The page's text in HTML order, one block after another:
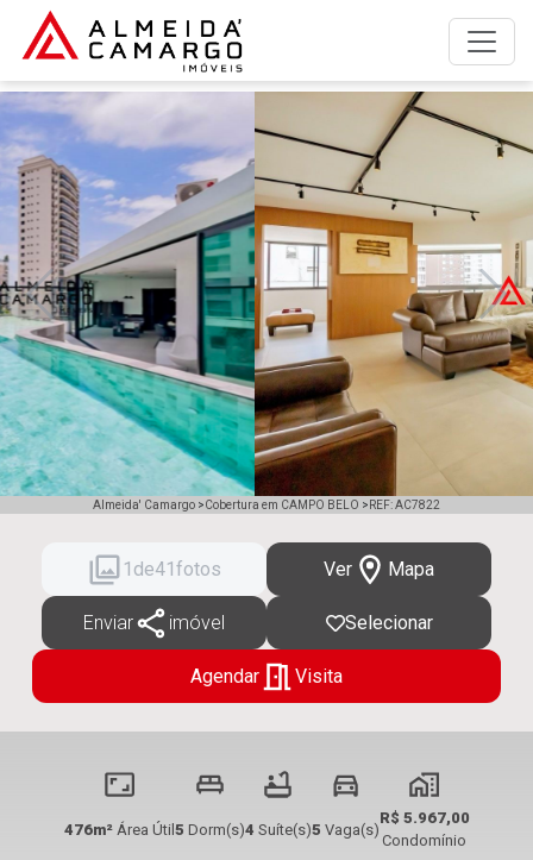
A empresa
Anunciar imóvel para alugar
Anunciar imóvel para vender
Imóveis para alugar
Imóveis para comprar
Simulador de financiamento
Trabalhe Conosco
Fale com a Almeida' Camargo
Previous Next
Almeida' Camargo >Cobertura em CAMPO BELO > REF: AC7822
2 de41fotos Ver Mapa
Enviar imóvel Selecionar
Agendar Visita
476m² Área Útil5 Dorm(s)4 Suíte(s)5 Vaga(s)
R$ 5.967,00
Condomínio